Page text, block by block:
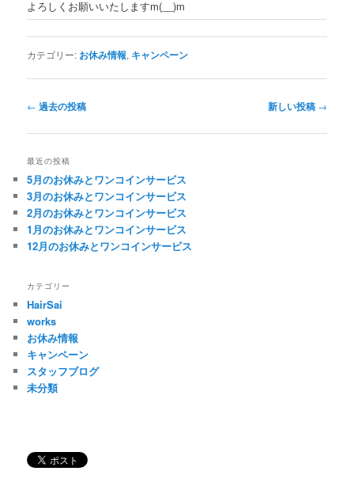
よろしくお願いいたしますm(__)m
カテゴリー: お休み情報, キャンペーン
投
ナ
ビ
ー
シ
ョ
ン
← 過去の投稿 新しい投稿 →
最近の投稿
5月のお休みとワンコインサービス
3月のお休みとワンコインサービス
2月のお休みとワンコインサービス
1月のお休みとワンコインサービス
12月のお休みとワンコインサービス
カテゴリー
HairSai
works
お休み情報
キャンペーン
スタッフブログ
未分類